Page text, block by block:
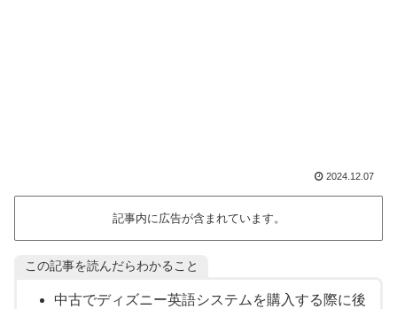
2024.12.07
記事内に広告が含まれています。
この記事を読んだらわかること
中古でディズニー英語システムを購入する際に後